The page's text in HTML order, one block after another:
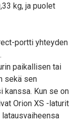
kg, ja puolet
portti yhteyden
paikallisen tai
sekä sen
kanssa. Kun se on
Orion XS -laturit